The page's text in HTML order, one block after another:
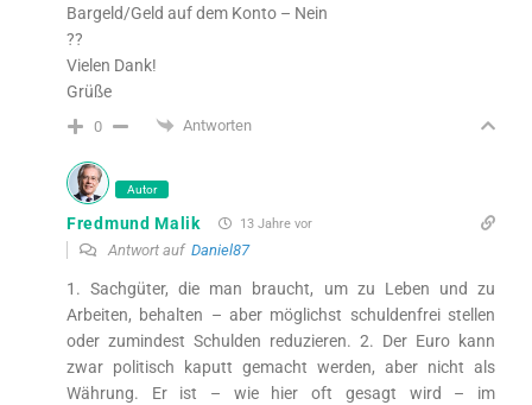
Bargeld/Geld auf dem Konto – Nein
??
Vielen Dank!
Grüße
0 Antworten
Autor
Fredmund Malik 13 Jahre vor
Antwort auf Daniel87
1. Sachgüter, die man braucht, um zu Leben und zu
Arbeiten, behalten – aber möglichst schuldenfrei stellen
oder zumindest Schulden reduzieren. 2. Der Euro kann
zwar politisch kaputt gemacht werden, aber nicht als
Währung. Er ist – wie hier oft gesagt wird – im